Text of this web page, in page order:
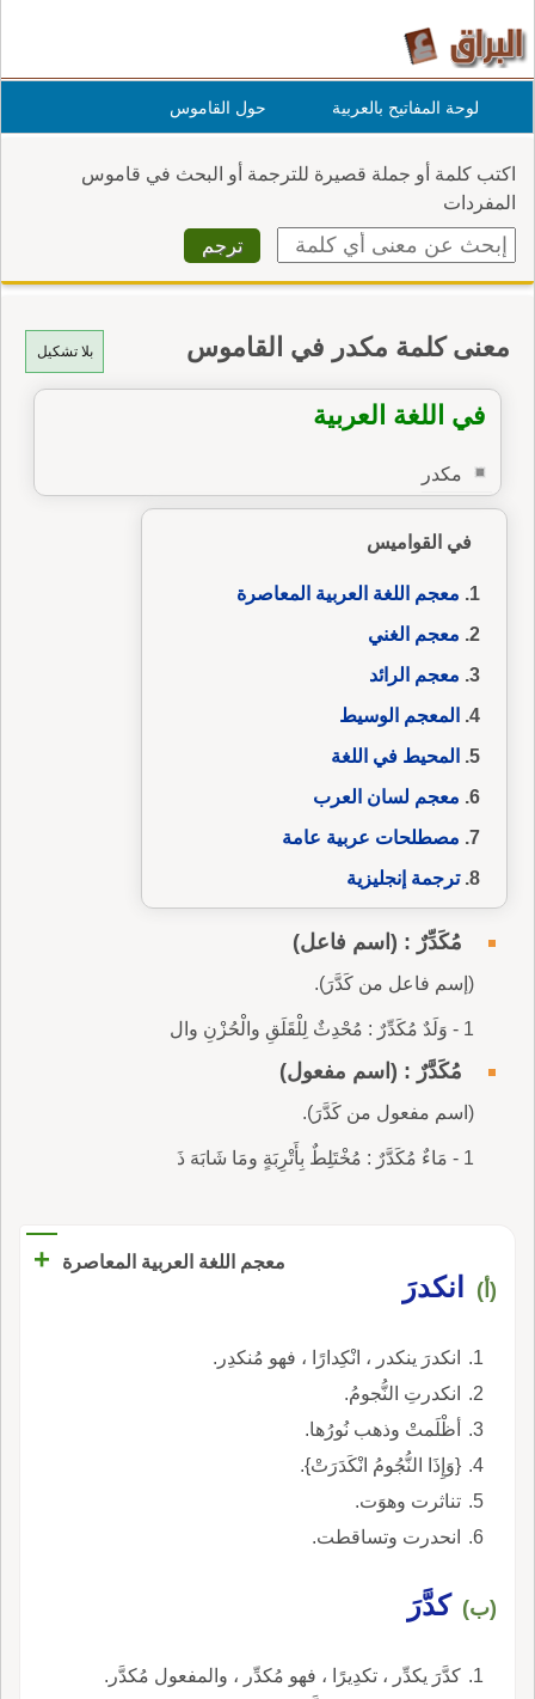
لوحة المفاتيح بالعربية حول القاموس
اكتب كلمة أو جملة قصيرة للترجمة أو البحث في قاموس
المفردات
بلا تشكيل معنى كلمة مكدر في القاموس
في اللغة العربية
مكدر
في القواميس
معجم اللغة العربية المعاصرة
معجم الغني
معجم الرائد
المعجم الوسيط
المحيط في اللغة
معجم لسان العرب
مصطلحات عربية عامة
ترجمة إنجليزية
مُكَدِّرٌ : (اسم فاعل)
(إسم فاعل من كَدَّرَ).
1 - وَلَدٌ مُكَدِّرٌ : مُحْدِثٌ لِلْقَلَقِ والْحُزْنِ وال
مُكَدَّرٌ : (اسم مفعول)
(اسم مفعول من كَدَّرَ).
1 - مَاءٌ مُكَدَّرٌ : مُخْتَلِطٌ بِأَتْرِبَةٍ ومَا شَابَهَ ذَ
معجم اللغة العربية المعاصرة +
(أ) انكدرَ
انكدرَ ينكدر ، انْكِدارًا ، فهو مُنكدِر.
انكدرتِ النُّجومُ.
أظْلَمتْ وذهب نُورُها.
{وَإِذَا النُّجُومُ انْكَدَرَتْ}.
تناثرت وهوَت.
انحدرت وتساقطت.
(ب) كدَّرَ
كدَّرَ يكدِّر ، تكدِيرًا ، فهو مُكدِّر ، والمفعول مُكدَّر.